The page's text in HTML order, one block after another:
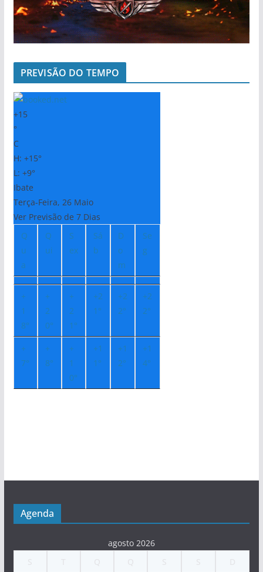
PREVISÃO DO TEMPO
+15
°
C
H: +15°
L: +9°
Ibate
Terça-Feira, 26 Maio
Ver Previsão de 7 Dias
Q
u
a
Q
ui
S
ex
Sá
b
D
o
m
Se
g
+
1
8°
+
2
0°
+
2
1°
+2
1°
+2
2°
+2
2°
+
7°
+
8°
+
1
0°
+1
1°
+1
2°
+1
4°
Agenda
agosto 2026